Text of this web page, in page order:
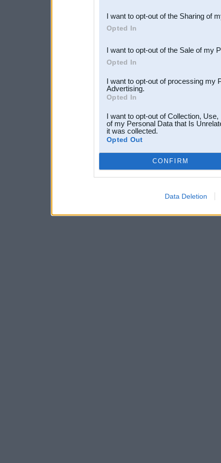
Downstream Participants
third parties.
I want to opt-out of the Sharing of
Opted In
I want to opt-out of the Sale of my
Opted In
I want to opt-out of processing my
Advertising.
Opted In
I want to opt-out of Collection,
of my Personal Data that Is
it was collected.
Opted Out
CONFIRM
Data Deletion